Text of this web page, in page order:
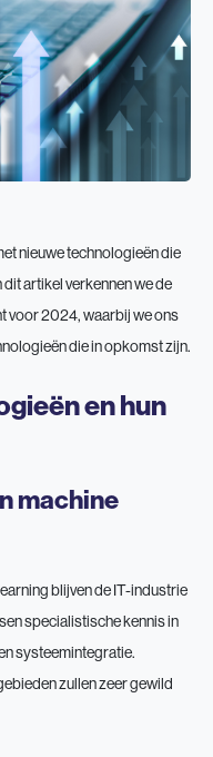
nieuwe technologieën die
artikel verkennen we de
voor 2024, waarbij we ons
die in opkomst zijn.
en hun
machine
blijven de IT-industrie
specialistische kennis in
systeemintegratie.
zullen zeer gewild